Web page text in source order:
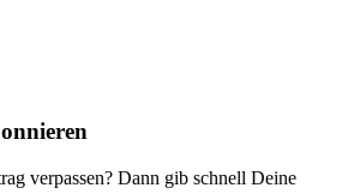
verpassen? Dann gib schnell Deine